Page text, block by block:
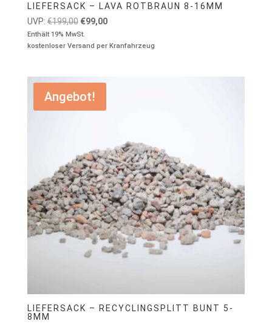
LIEFERSACK – LAVA ROTBRAUN 8-16MM
UVP: €199,00 Ursprünglicher
Preis
war:
€99,00Aktueller
ist:
Enthält 19% MwSt.
kostenloser Versand per Kranfahrzeug
Angebot!
LIEFERSACK – RECYCLINGSPLITT BUNT 5-
8MM